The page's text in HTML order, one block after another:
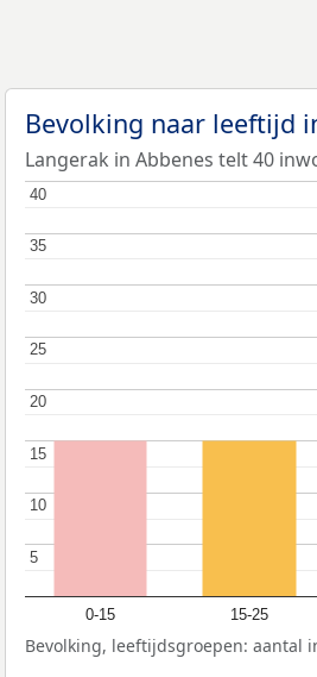
Bevolking naar leeftijd
Langerak in Abbenes telt 40
0-15 15-25
5
5
10
10
15
15
20
20
25
25
30
30
35
35
40
40
Bevolking, leeftijdsgroepen: aantal